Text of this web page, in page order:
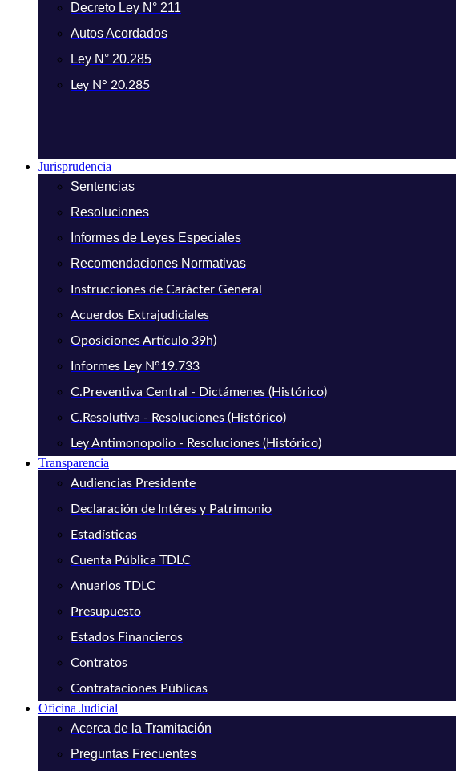
Decreto Ley N° 211
Autos Acordados
Ley N° 20.285
Ley N° 20.285
Jurisprudencia
Sentencias
Resoluciones
Informes de Leyes Especiales
Recomendaciones Normativas
Instrucciones de Carácter General
Acuerdos Extrajudiciales
Oposiciones Artículo 39h)
Informes Ley N°19.733
C.Preventiva Central - Dictámenes (Histórico)
C.Resolutiva - Resoluciones (Histórico)
Ley Antimonopolio - Resoluciones (Histórico)
Transparencia
Audiencias Presidente
Declaración de Intéres y Patrimonio
Estadísticas
Cuenta Pública TDLC
Anuarios TDLC
Presupuesto
Estados Financieros
Contratos
Contrataciones Públicas
Oficina Judicial
Acerca de la Tramitación
Preguntas Frecuentes